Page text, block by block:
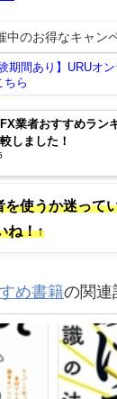
中のお得なキャン
期間あり】URUオ
ちら
FX業者おすすめラン
しました！
を使うか迷って
ね！↑
め書籍の関連